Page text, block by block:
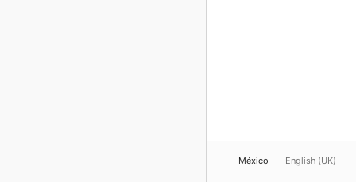
México English (UK)